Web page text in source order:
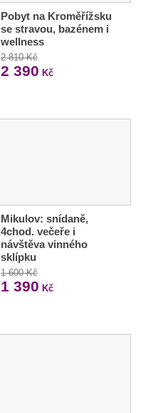
Pobyt na Kroměřížsku
se stravou, bazénem i
wellness
2 810 Kč
2 390 Kč
Mikulov: snídaně,
4chod. večeře i
návštěva vinného
sklípku
1 600 Kč
1 390 Kč